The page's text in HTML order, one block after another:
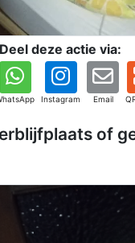
Deel deze actie via:
Instagram Email
of